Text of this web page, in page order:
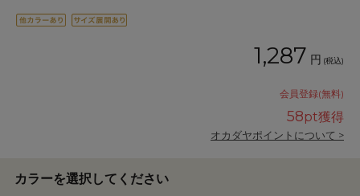
1,287 円 (税込)
会員登録(無料)
58pt獲得
オカダヤポイントについて >
カラーを選択してください